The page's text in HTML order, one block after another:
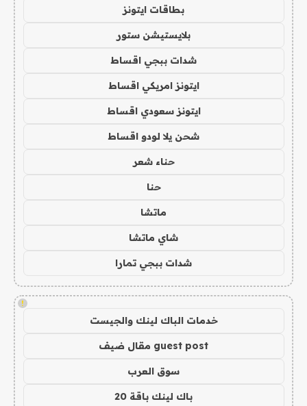
بطاقات ايتونز
بلايستيشن ستور
شدات ببجي اقساط
ايتونز امريكي اقساط
ايتونز سعودي اقساط
شحن يلا لودو اقساط
حناء شعر
حنا
ماتشا
شاي ماتشا
شدات ببجي تمارا
!
خدمات الباك لينك والجيست
guest post مقال ضيف
سوق العرب
باك لينك باقة 20